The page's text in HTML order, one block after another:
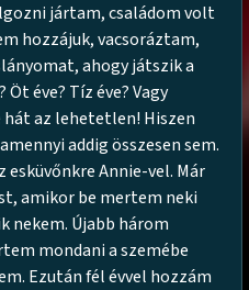
jártam, családom volt
hozzájuk, vacsoráztam,
ahogy játszik a
éve? Tíz éve? Vagy
hát az lehetetlen! Hiszen
addig összesen sem.
Annie-vel. Már
amikor be mertem neki
nekem. Újabb három
mondani a szemébe
Ezután fél évvel hozzám